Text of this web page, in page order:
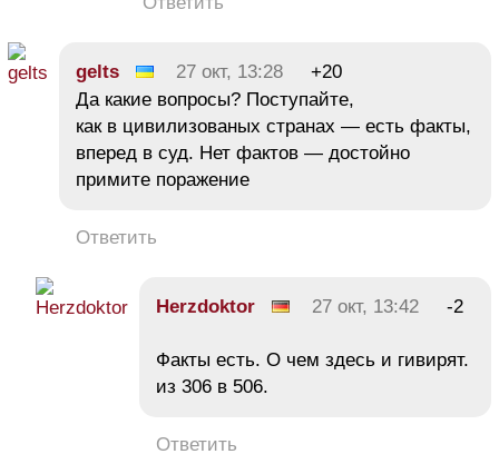
gelts 27 окт, 13:28
+20
Да какие вопросы? Поступайте,
как в цивилизованых странах — есть факты,
вперед в суд. Нет фактов — достойно
примите поражение
Ответить
Herzdoktor 27 окт, 13:42 -2
Факты есть. О чем здесь и гивирят.
из 306 в 506.
Ответить